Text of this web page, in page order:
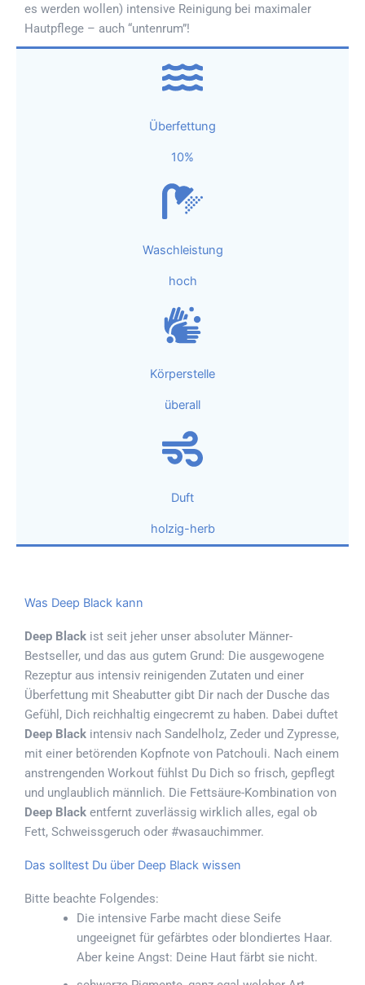
es werden wollen) intensive Reinigung bei maximaler
Hautpflege – auch “untenrum”!
Überfettung
10%
Waschleistung
hoch
Körperstelle
überall
Duft
holzig-herb
Was Deep Black kann
Deep Black ist seit jeher unser absoluter Männer-
Bestseller, und das aus gutem Grund: Die ausgewogene
Rezeptur aus intensiv reinigenden Zutaten und einer
Überfettung mit Sheabutter gibt Dir nach der Dusche das
Gefühl, Dich reichhaltig eingecremt zu haben. Dabei duftet
Deep Black intensiv nach Sandelholz, Zeder und Zypresse,
mit einer betörenden Kopfnote von Patchouli. Nach einem
anstrengenden Workout fühlst Du Dich so frisch, gepflegt
und unglaublich männlich. Die Fettsäure-Kombination von
Deep Black entfernt zuverlässig wirklich alles, egal ob
Fett, Schweissgeruch oder #wasauchimmer.
Das solltest Du über Deep Black wissen
Bitte beachte Folgendes:
Die intensive Farbe macht diese Seife
ungeeignet für gefärbtes oder blondiertes Haar.
Aber keine Angst: Deine Haut färbt sie nicht.